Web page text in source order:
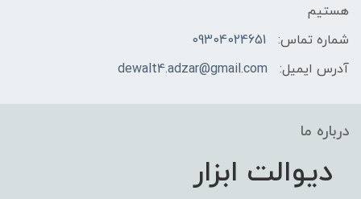
هستیم
شماره تماس:
09304024651
آدرس ایمیل:
dewalt4.adzar@gmail.com
درباره ما
دیوالت ابزار